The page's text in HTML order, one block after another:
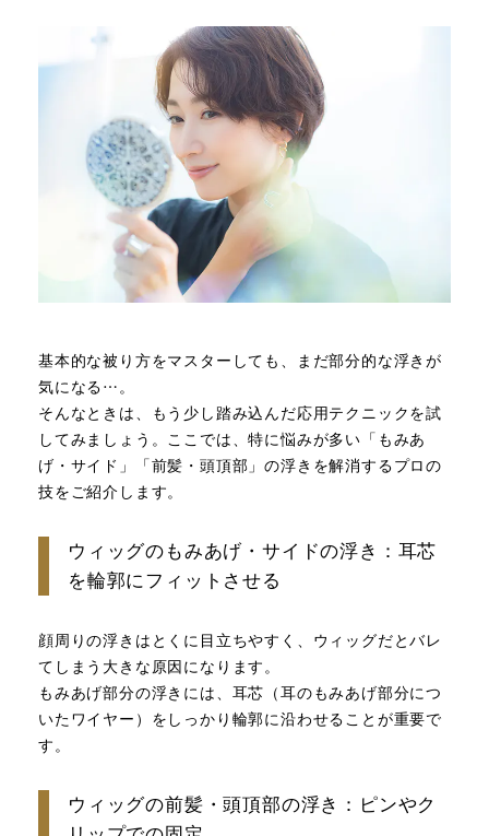
基本的な被り方をマスターしても、まだ部分的な浮きが
気になる…。
そんなときは、もう少し踏み込んだ応用テクニックを試
してみましょう。ここでは、特に悩みが多い「もみあ
げ・サイド」「前髪・頭頂部」の浮きを解消するプロの
技をご紹介します。
ウィッグのもみあげ・サイドの浮き：耳芯
を輪郭にフィットさせる
顔周りの浮きはとくに目立ちやすく、ウィッグだとバレ
てしまう大きな原因になります。
もみあげ部分の浮きには、耳芯（耳のもみあげ部分につ
いたワイヤー）をしっかり輪郭に沿わせることが重要で
す。
ウィッグの前髪・頭頂部の浮き：ピンやク